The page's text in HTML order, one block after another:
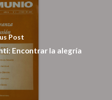
Post
Encontrar la alegría
Suscripción
Pagar
Argentina